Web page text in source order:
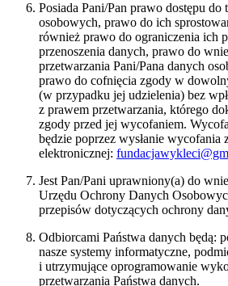
Posiada Pani/Pan prawo dostępu do
osobowych, prawo do ich
również prawo do ograniczenia ich
przenoszenia danych, prawo do
przetwarzania Pani/Pana danych
prawo do cofnięcia zgody w
(w przypadku jej udzielenia) bez
z prawem przetwarzania, którego
zgody przed jej wycofaniem.
będzie poprzez wysłanie wycofania
elektronicznej:
Jest Pan/Pani uprawniony(a) do
Urzędu Ochrony Danych
przepisów dotyczących ochrony
Odbiorcami Państwa danych będą:
nasze systemy informatyczne,
i utrzymujące oprogramowanie
przetwarzania Państwa danych.